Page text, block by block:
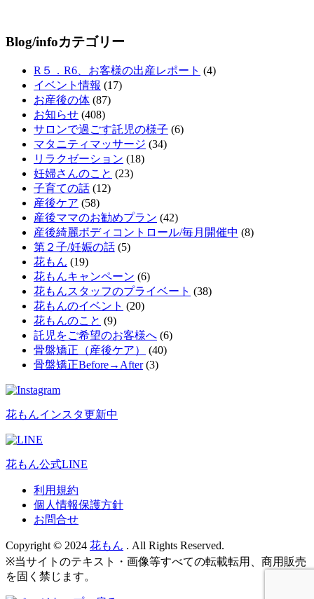
Blog/infoカテゴリー
R５．R6、お客様の出産レポート (4)
イベント情報 (17)
お産後の体 (87)
お知らせ (408)
サロンで過ごす託児の様子 (6)
マタニティマッサージ (34)
リラクゼーション (18)
妊婦さんのこと (23)
子育ての話 (12)
産後ケア (58)
産後ママのお勧めプラン (42)
産後綺麗ボディコントロール/毎月開催中 (8)
第２子/妊娠の話 (5)
花もん (19)
花もんキャンペーン (6)
花もんスタッフのプライベート (38)
花もんのイベント (20)
花もんのこと (9)
託児をご希望のお客様へ (6)
骨盤矯正（産後ケア）
(40)
骨盤矯正Before→After(3)
花もんインスタ更新中
花もん公式LINE
利用規約
個人情報保護方針
お問合せ
Copyright © 2024 花もん . All Rights Reserved.
※当サイトのテキスト・画像等すべての転載転用、商用販売
を固く禁じます。